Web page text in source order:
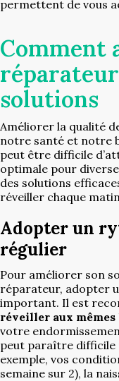
permettent de vous
Comment
solutions
Améliorer la qualité
notre santé et notre
peut être difficile
optimale pour
des solutions
réveiller chaque
Adopter un
régulier
Pour améliorer son
réparateur, adopter
important. Il est
réveiller aux mêmes
votre
peut paraître
exemple, vos
semaine sur 2), la